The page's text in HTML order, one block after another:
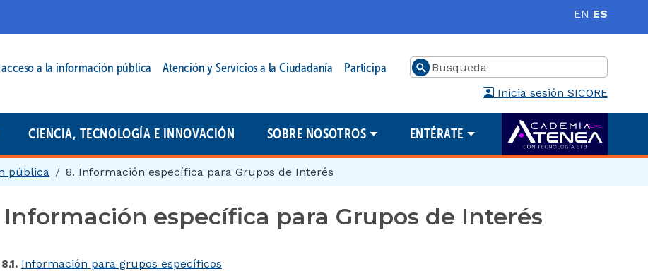
EN ES
a la información pública Atención y Servicios a la Ciudadanía Participa Buscar
Inicia sesión SICORE
CIENCIA, TECNOLOGÍA E INNOVACIÓN SOBRE NOSOTROS ENTÉRATE
pública 8. Información específica para Grupos de Interés
Información específica para Grupos de Interés
8.1. Información para grupos específicos